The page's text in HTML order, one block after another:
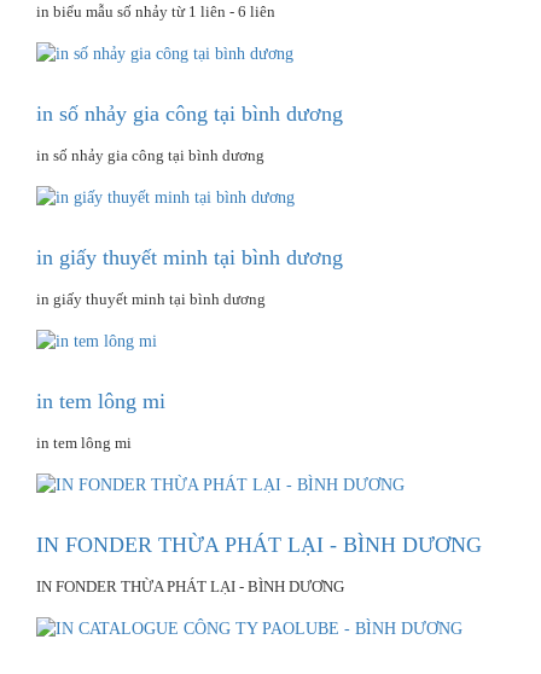
in biểu mẫu số nhảy từ 1 liên - 6 liên
in số nhảy gia công tại bình dương
in số nhảy gia công tại bình dương
in giấy thuyết minh tại bình dương
in giấy thuyết minh tại bình dương
in tem lông mi
in tem lông mi
IN FONDER THỪA PHÁT LẠI - BÌNH DƯƠNG
IN FONDER THỪA PHÁT LẠI - BÌNH DƯƠNG